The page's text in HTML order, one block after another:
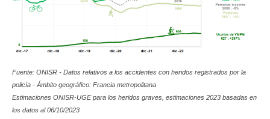
Fuente: ONISR - Datos relativos a los accidentes con heridos registrados por la
policía - Ámbito geográfico: Francia metropolitana
Estimaciones ONISR-UGE para los heridos graves, estimaciones 2023 basadas en
los datos al06/10/2023